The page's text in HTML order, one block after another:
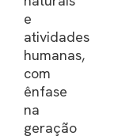
e
atividades
humanas,
com
ênfase
na
geração